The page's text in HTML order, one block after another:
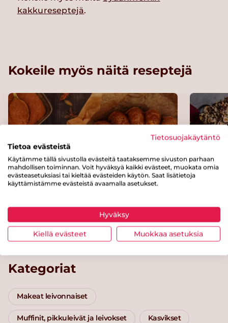
kakkureseptejä.
Kokeile myös näitä reseptejä
Siirappinen maustekakku
Kategoriat
Makeat leivonnaiset
Muffinit, pikkuleivät ja leivokset Kasvikset
Tietosuojakäytäntö
Tietoa evästeistä
Käytämme tällä sivustolla evästeitä taataksemme sivuston parhaan
mahdollisen toiminnan. Voit hyväksyä kaikki evästeet, muokata omia
evästeasetuksiasi tai kieltää evästeiden käytön. Saat lisätietoja
käyttämistämme evästeistä avaamalla asetukset.
Hyväksy
Kiellä evästeet Muokkaa asetuksia